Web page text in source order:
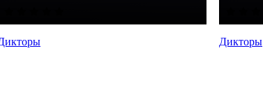
Дикторы